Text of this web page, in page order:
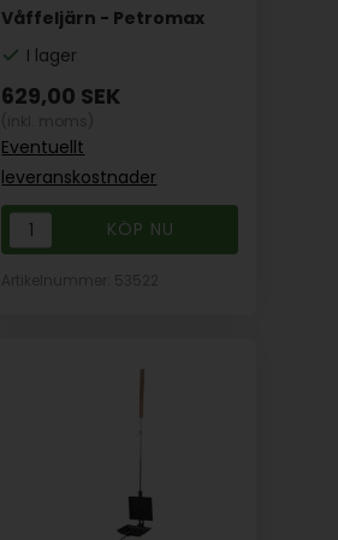
Våffeljärn - Petromax
I lager
629,00 SEK
Eventuellt
leveranskostnader